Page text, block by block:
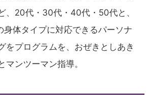
、20代・30代・40代・50代と、
身体タイプに対応できるパーソナ
をプログラムを、おぜきとしあき
マンツーマン指導。